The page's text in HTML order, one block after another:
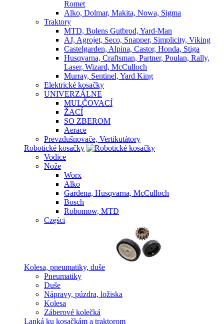
Romet
Alko, Dolmar, Makita, Nowa, Sigma
Traktory
MTD, Bolens Gutbrod, Yard-Man
AJ, Agrojet, Seco, Snapper, Simplicity, Viking
Castelgarden, Alpina, Castor, Honda, Stiga
Husqvarna, Craftsman, Partner, Poulan, Rally,
Laser, Wizard, McCulloch
Murray, Sentinel, Yard King
Elektrické kosačky
UNIVERZÁLNE
MULČOVACÍ
ŽACÍ
SO ZBEROM
Aerace
Prevzdušnovače, Vertikutátory
Robotické kosačky
Vodice
Nože
Worx
Alko
Gardena, Husqvarna, McCulloch
Bosch
Robomow, MTD
Części
Kolesa, pneumatiky, duše
Pneumatiky
Duše
Nápravy, púzdra, ložiska
Kolesa
Záberové kolečká
Lanká ku kosačkám a traktorom